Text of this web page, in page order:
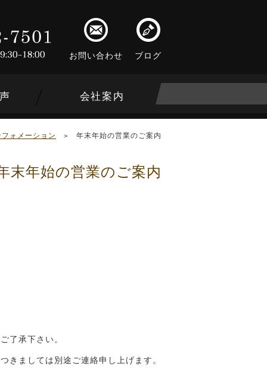
ブログ
お問い合わせ
会社案内
ォメーション > 年末年始の営業のご案内
末年始の営業のご案内
了承下さい。
きましては別途ご連絡申し上げます。